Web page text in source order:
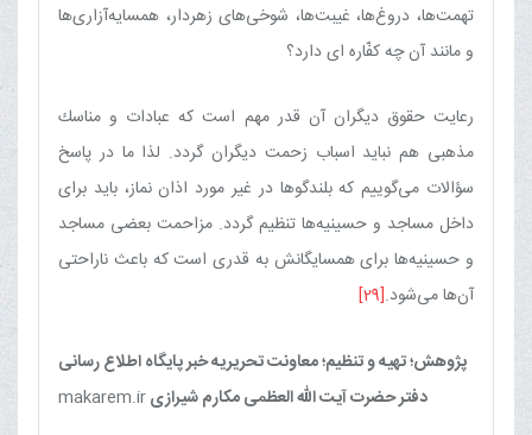
تهمت‌ها، دروغ‌ها، غیبت‌ها، شوخی‌های زهردار، همسایه‌آزاری‌ها
و مانند آن چه كفّاره ای دارد؟
رعایت حقوق دیگران آن قدر مهم است كه عبادات و مناسك
مذهبی هم نباید اسباب زحمت دیگران گردد. لذا ما در پاسخ
سؤالات می‌گوییم كه بلندگوها در غیر مورد اذان نماز، باید برای
داخل مساجد و حسینیه‌ها تنظیم گردد. مزاحمت بعضی مساجد
و حسینیه‌ها برای همسایگانش به قدری است كه باعث ناراحتی
آن‌ها می‌شود.[29]
پژوهش؛ تهیه و تنظیم؛ معاونت تحریریه خبر پایگاه اطلاع رسانی
دفتر حضرت آیت الله العظمی مکارم شیرازیmakarem.ir